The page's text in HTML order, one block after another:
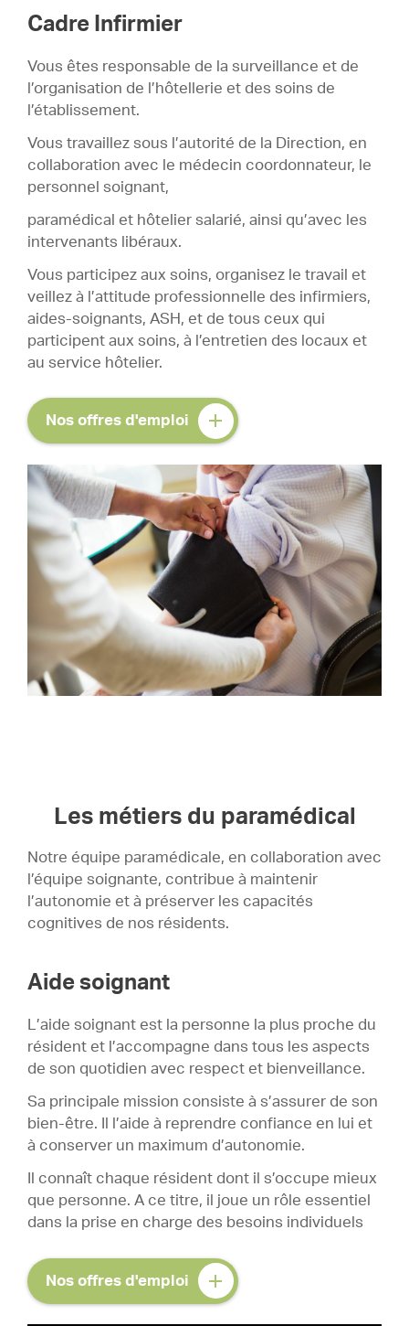
Cadre Infirmier
Vous êtes responsable de la surveillance et de
l’organisation de l’hôtellerie et des soins de
l’établissement.
Vous travaillez sous l’autorité de la Direction, en
collaboration avec le médecin coordonnateur, le
personnel soignant,
paramédical et hôtelier salarié, ainsi qu’avec les
intervenants libéraux.
Vous participez aux soins, organisez le travail et
veillez à l’attitude professionnelle des infirmiers,
aides-soignants, ASH, et de tous ceux qui
participent aux soins, à l’entretien des locaux et
au service hôtelier.
Nos offres d'emploi
Les métiers du paramédical
Notre équipe paramédicale, en collaboration avec
l’équipe soignante, contribue à maintenir
l’autonomie et à préserver les capacités
cognitives de nos résidents.
Aide soignant
L’aide soignant est la personne la plus proche du
résident et l’accompagne dans tous les aspects
de son quotidien avec respect et bienveillance.
Sa principale mission consiste à s’assurer de son
bien-être. Il l’aide à reprendre confiance en lui et
à conserver un maximum d’autonomie.
Il connaît chaque résident dont il s’occupe mieux
que personne. A ce titre, il joue un rôle essentiel
dans la prise en charge des besoins individuels
Nos offres d'emploi